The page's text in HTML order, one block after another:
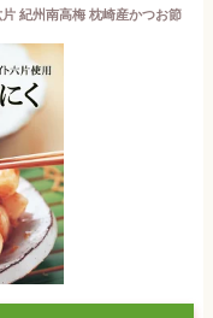
紀州南高梅 枕崎産かつお節